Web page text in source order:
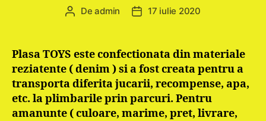
Autor
Deadmin
Dată17 iulie 2020
Plasa TOYS este confectionata din materiale
reziatente ( denim ) si a fost creata pentru a
transporta diferita jucarii, recompense, apa,
etc. la plimbarile prin parcuri. Pentru
amanunte ( culoare, marime, pret, livrare,